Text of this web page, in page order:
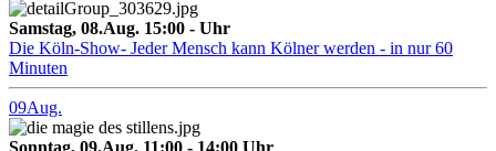
Samstag, 08.Aug. 15:00 - Uhr
Die Köln-Show- Jeder Mensch kann Kölner werden - in nur 60
Minuten
09Aug.